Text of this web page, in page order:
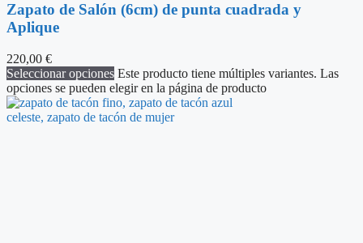
Zapato de Salón (6cm) de punta cuadrada y
Aplique
220,00 €
Seleccionar opciones Este producto tiene múltiples variantes. Las
opciones se pueden elegir en la página de producto